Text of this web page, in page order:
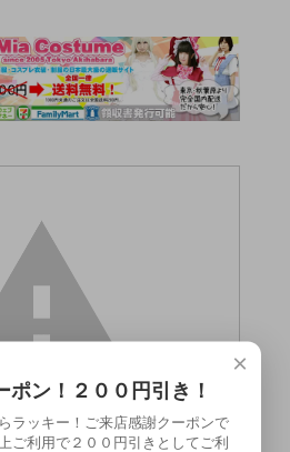
×
ポン！２００円引き！
ラッキー！ご来店感謝クーポンで
ご利用で２００円引きとしてご利